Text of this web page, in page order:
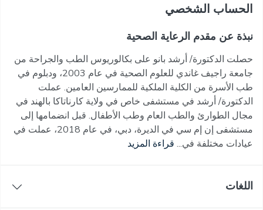
اﻟﺤﺴﺎﺏ اﻟﺸﺨﺼﻲ
نبذة عن مقدم الرعاية الصحية
حصلت الدكتورة/ أرشد بانو على بكالوريوس الطب والجراحة من
جامعة راجيف غاندي للعلوم الصحية في عام 2003، ودبلوم في
طب الأسرة من الكلية الملكية للممارسين العامين. عملت
الدكتورة/ أرشد في مستشفى خاص في ولاية كارناتاكا بالهند في
مجال الطوارئ والطب العام وطب الأطفال. قبل انضمامها إلى
مستشفى إن إم سي في الديرة، دبي، في عام 2018، عملت في
عيادات مختلفة في... قراءة المزيد
اللغات